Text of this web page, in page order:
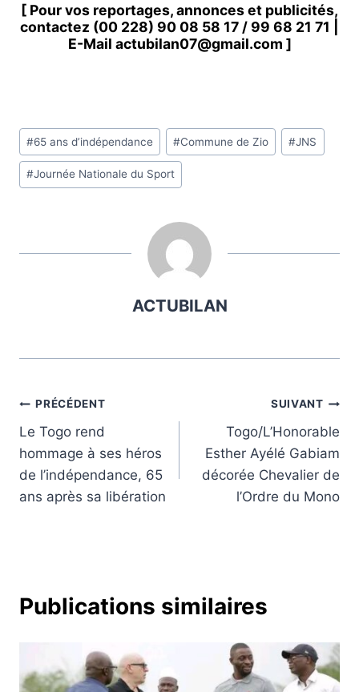
[ Pour vos reportages, annonces et publicités,
contactez (00 228) 90 08 58 17 / 99 68 21 71
E-Mail actubilan07@gmail.com ]
Étiquettes
de
la
#65 ans d’indépendance #Commune de Zio #JNS
#Journée Nationale du Sport
ACTUBILAN
Navigation
de
l’article
PRÉCÉDENT
Le Togo rend
hommage à ses héros
de l’indépendance, 65
ans après sa libération
SUIVANT
Togo/L’Honorable
Esther Ayélé Gabiam
décorée Chevalier de
l’Ordre du Mono
Publications similaires